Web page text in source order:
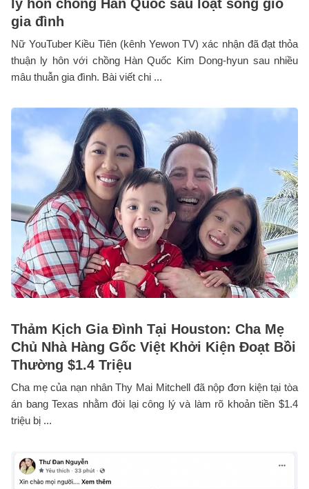
ly hôn chồng Hàn Quốc sau loạt sóng gió
gia đình
Nữ YouTuber Kiều Tiên (kênh Yewon TV) xác nhận đã đạt thỏa
thuận ly hôn với chồng Hàn Quốc Kim Dong-hyun sau nhiều
mâu thuẫn gia đình. Bài viết chi ...
Thảm Kịch Gia Đình Tại Houston: Cha Mẹ
Chủ Nhà Hàng Gốc Việt Khởi Kiện Đoạt Bồi
Thường $1.4 Triệu
Cha mẹ của nạn nhân Thy Mai Mitchell đã nộp đơn kiện tại tòa
án bang Texas nhằm đòi lại công lý và làm rõ khoản tiền $1.4
triệu bị ...